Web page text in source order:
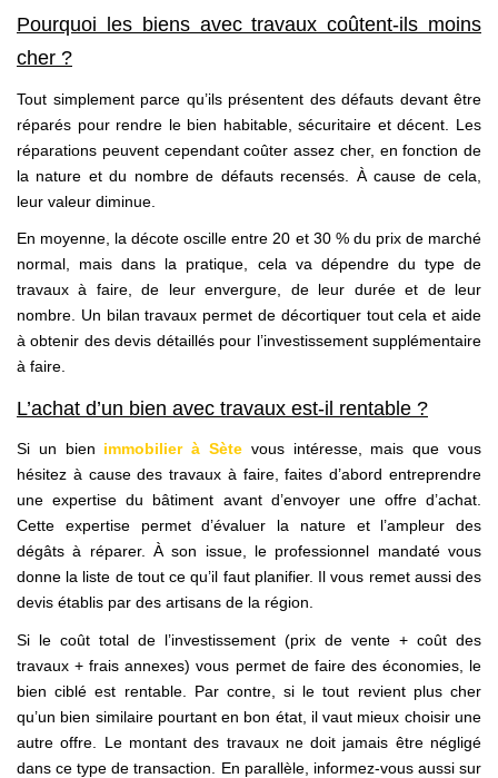
Pourquoi les biens avec travaux coûtent-ils moins
cher ?
Tout simplement parce qu’ils présentent des défauts devant être
réparés pour rendre le bien habitable, sécuritaire et décent. Les
réparations peuvent cependant coûter assez cher, en fonction de
la nature et du nombre de défauts recensés. À cause de cela,
leur valeur diminue.
En moyenne, la décote oscille entre 20 et 30 % du prix de marché
normal, mais dans la pratique, cela va dépendre du type de
travaux à faire, de leur envergure, de leur durée et de leur
nombre. Un bilan travaux permet de décortiquer tout cela et aide
à obtenir des devis détaillés pour l’investissement supplémentaire
à faire.
L’achat d’un bien avec travaux est-il rentable ?
Si un bien immobilier à Sète vous intéresse, mais que vous
hésitez à cause des travaux à faire, faites d’abord entreprendre
une expertise du bâtiment avant d’envoyer une offre d’achat.
Cette expertise permet d’évaluer la nature et l’ampleur des
dégâts à réparer. À son issue, le professionnel mandaté vous
donne la liste de tout ce qu’il faut planifier. Il vous remet aussi des
devis établis par des artisans de la région.
Si le coût total de l’investissement (prix de vente + coût des
travaux + frais annexes) vous permet de faire des économies, le
bien ciblé est rentable. Par contre, si le tout revient plus cher
qu’un bien similaire pourtant en bon état, il vaut mieux choisir une
autre offre. Le montant des travaux ne doit jamais être négligé
dans ce type de transaction. En parallèle, informez-vous aussi sur